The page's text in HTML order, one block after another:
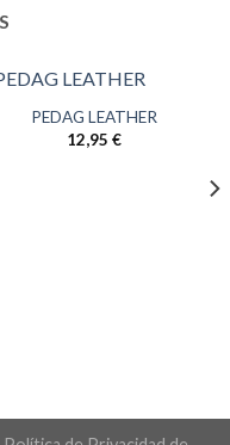
PEDAG LEATHER
12,95 €